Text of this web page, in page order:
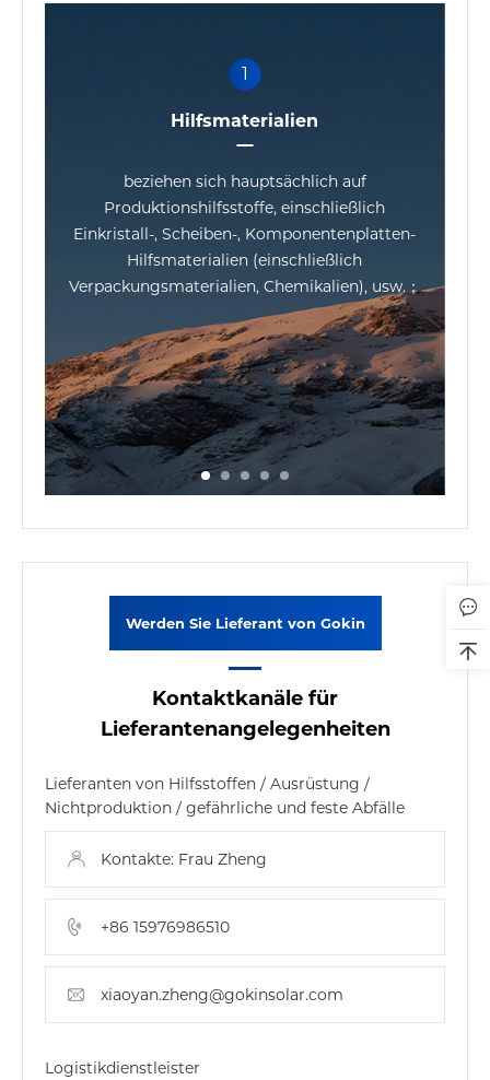
1
Hilfsmaterialien
beziehen sich hauptsächlich auf
Produktionshilfsstoffe, einschließlich
Einkristall-, Scheiben-, Komponentenplatten-
Hilfsmaterialien (einschließlich
Verpackungsmaterialien, Chemikalien), usw.；
Werden Sie Lieferant von Gokin
Kontaktkanäle für
Lieferantenangelegenheiten
Lieferanten von Hilfsstoffen / Ausrüstung /
Nichtproduktion / gefährliche und feste Abfälle
Kontakte: Frau Zheng
+86 15976986510
xiaoyan.zheng@gokinsolar.com
Logistikdienstleister